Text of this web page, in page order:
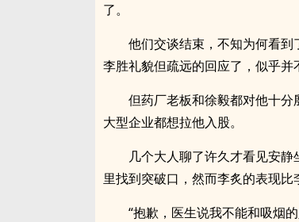
了。
他们交谈结束，不知为何看到
李胜礼貌但疏远的回应了，似乎并
但药厂老板和徐毅都对他十
大型企业都想拉他入股。
几个大人聊了许久才看见安
里找到突破口，然而李炙的表现比
“抱歉，医生说我不能和吸烟